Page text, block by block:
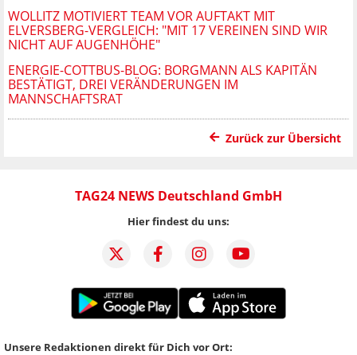
WOLLITZ MOTIVIERT TEAM VOR AUFTAKT MIT
ELVERSBERG-VERGLEICH: "MIT 17 VEREINEN SIND WIR
NICHT AUF AUGENHÖHE"
ENERGIE-COTTBUS-BLOG: BORGMANN ALS KAPITÄN
BESTÄTIGT, DREI VERÄNDERUNGEN IM
MANNSCHAFTSRAT
Zurück zur Übersicht
TAG24 NEWS Deutschland GmbH
Hier findest du uns:
Unsere Redaktionen direkt für Dich vor Ort: